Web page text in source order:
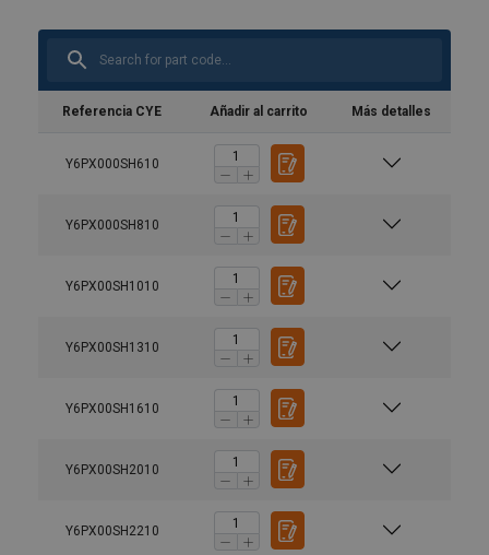
Referencia CYE Añadir al carrito Más detalles
Y6PX000SH610
Y6PX000SH810
Y6PX00SH1010
Y6PX00SH1310
Y6PX00SH1610
Y6PX00SH2010
Y6PX00SH2210